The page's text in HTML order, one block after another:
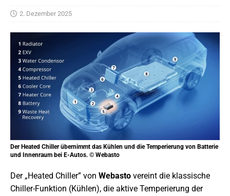
2. Dezember 2025
Der Heated Chiller übernimmt das Kühlen und die Temperierung von Batterie
und Innenraum bei E-Autos. © Webasto
Der „Heated Chiller” von Webasto vereint die klassische
Chiller-Funktion (Kühlen), die aktive Temperierung der